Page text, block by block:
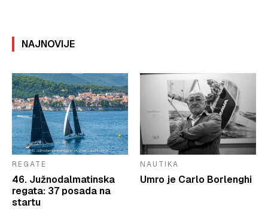
NAJNOVIJE
REGATE
46. Južnodalmatinska
regata: 37 posada na
startu
NAUTIKA
Umro je Carlo Borlenghi